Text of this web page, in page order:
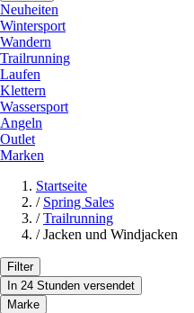
Neuheiten
Wintersport
Wandern
Trailrunning
Laufen
Klettern
Wassersport
Angeln
Outlet
Marken
Startseite
/ Spring Sales
/ Trailrunning
/ Jacken und Windjacken
Filter
In 24 Stunden versendet
Marke